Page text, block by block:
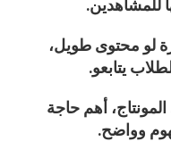
للمشاهدين.
لو محتوى طويل،
يتابعو.
أهم حاجة
وواضح.